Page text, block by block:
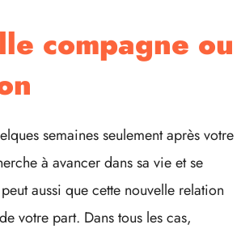
compagne ou
semaines seulement après votre
à avancer dans sa vie et se
aussi que cette nouvelle relation
votre part. Dans tous les cas,